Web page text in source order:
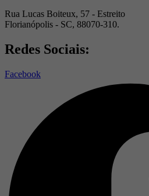
Rua Lucas Boiteux, 57 - Estreito
Florianópolis - SC, 88070-310.
Redes Sociais:
Facebook